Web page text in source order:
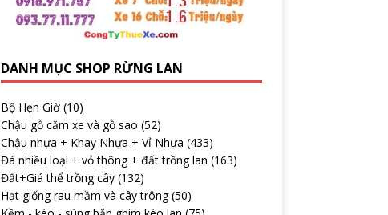
DANH MỤC SHOP RỪNG LAN
Bộ Hẹn Giờ (10)
Chậu gỗ căm xe và gỗ sao (52)
Chậu nhựa + Khay Nhựa + Vỉ Nhựa (433)
Đá nhiều loại + vỏ thông + đất trồng lan (163)
Đất+Giá thể trồng cây (132)
Hạt giống rau mầm và cây trông (50)